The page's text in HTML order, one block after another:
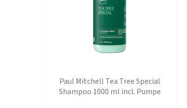
Paul Mitchell Tea Tree Special
Shampoo 1000 ml incl. Pumpe